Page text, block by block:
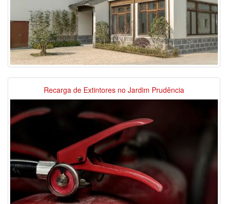
Recarga de Extintores no Jardim Prudência